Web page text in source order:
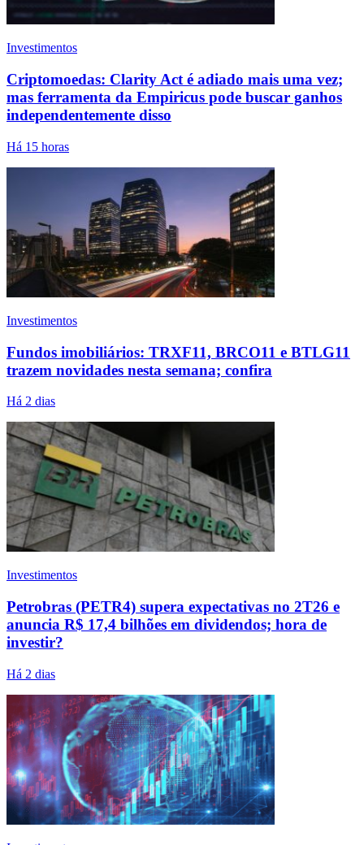
Investimentos
Criptomoedas: Clarity Act é adiado mais uma vez;
mas ferramenta da Empiricus pode buscar ganhos
independentemente disso
Há 15 horas
Investimentos
Fundos imobiliários: TRXF11, BRCO11 e BTLG11
trazem novidades nesta semana; confira
Há 2 dias
Investimentos
Petrobras (PETR4) supera expectativas no 2T26 e
anuncia R$ 17,4 bilhões em dividendos; hora de
investir?
Há 2 dias